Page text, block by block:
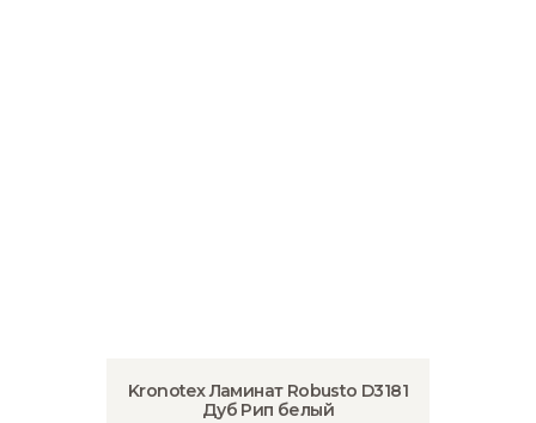
Kronotex Ламинат Robusto D3181
Дуб Рип белый